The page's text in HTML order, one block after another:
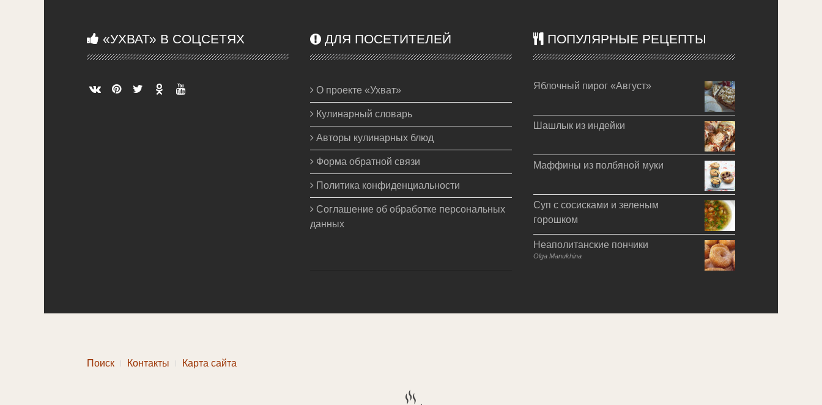
«УХВАТ» В СОЦСЕТЯХ ДЛЯ ПОСЕТИТЕЛЕЙ
О проекте «Ухват»
Кулинарный словарь
Авторы кулинарных блюд
Форма обратной связи
Политика конфиденциальности
Соглашение об обработке персональных
данных
ПОПУЛЯРНЫЕ РЕЦЕПТЫ
Яблочный пирог «Август»
Шашлык из индейки
Маффины из полбяной муки
Суп с сосисками и зеленым
горошком
Неаполитанские пончики
Olga Manukhina
Поиск Контакты Карта сайта